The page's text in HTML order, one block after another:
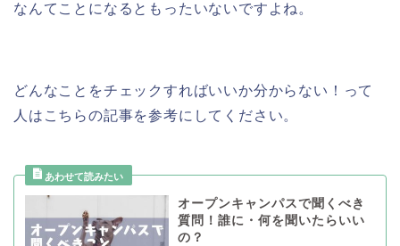
なんてことになるともったいないですよね。
どんなことをチェックすればいいか分からない！って
人はこちらの記事を参考にしてください。
オープンキャンパスで聞くべき
質問！誰に・何を聞いたらいい
の？